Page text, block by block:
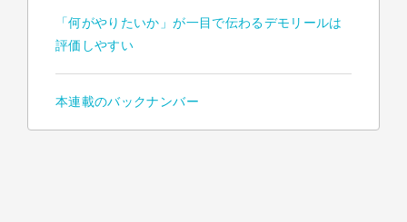
「何がやりたいか」が一目で伝わるデモリールは
評価しやすい
本連載のバックナンバー